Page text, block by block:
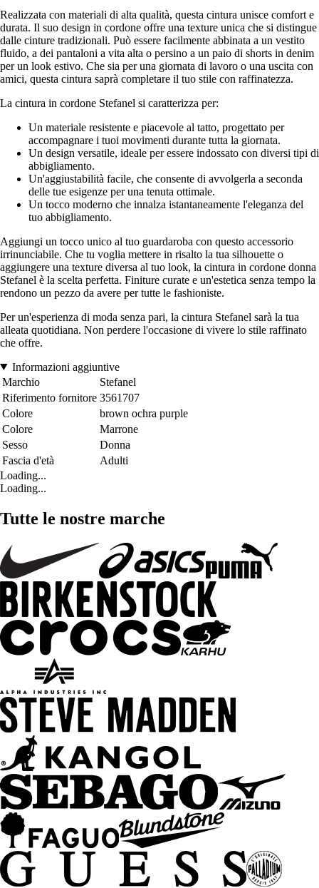
Realizzata con materiali di alta qualità, questa cintura unisce comfort e
durata. Il suo design in cordone offre una texture unica che si distingue
dalle cinture tradizionali. Può essere facilmente abbinata a un vestito
fluido, a dei pantaloni a vita alta o persino a un paio di shorts in denim
per un look estivo. Che sia per una giornata di lavoro o una uscita con
amici, questa cintura saprà completare il tuo stile con raffinatezza.
La cintura in cordone Stefanel si caratterizza per:
Un materiale resistente e piacevole al tatto, progettato per
accompagnare i tuoi movimenti durante tutta la giornata.
Un design versatile, ideale per essere indossato con diversi tipi di
abbigliamento.
Un'aggiustabilità facile, che consente di avvolgerla a seconda
delle tue esigenze per una tenuta ottimale.
Un tocco moderno che innalza istantaneamente l'eleganza del
tuo abbigliamento.
Aggiungi un tocco unico al tuo guardaroba con questo accessorio
irrinunciabile. Che tu voglia mettere in risalto la tua silhouette o
aggiungere una texture diversa al tuo look, la cintura in cordone donna
Stefanel è la scelta perfetta. Finiture curate e un'estetica senza tempo la
rendono un pezzo da avere per tutte le fashioniste.
Per un'esperienza di moda senza pari, la cintura Stefanel sarà la tua
alleata quotidiana. Non perdere l'occasione di vivere lo stile raffinato
che offre.
Informazioni aggiuntive
Marchio
Stefanel
Riferimento fornitore 3561707
Colore
brown ochra purple
Colore
Marrone
Sesso
Donna
Fascia d'età
Adulti
Loading...
Loading...
Tutte le nostre marche